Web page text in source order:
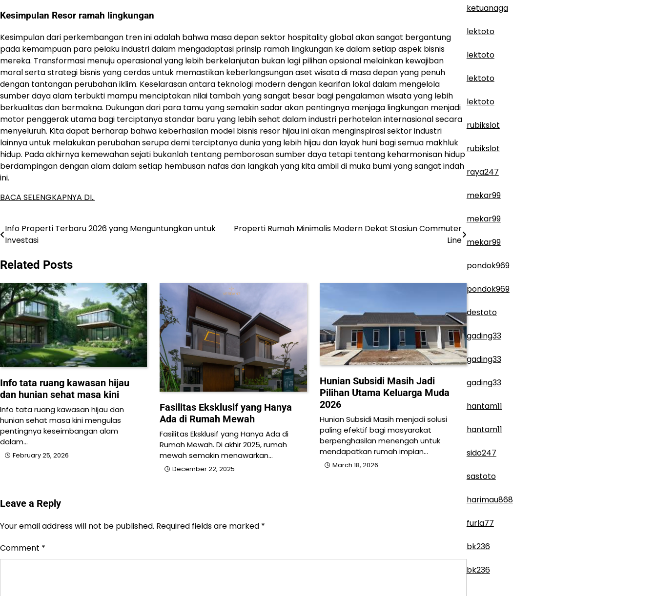
Kesimpulan Resor ramah lingkungan
Kesimpulan dari perkembangan tren ini adalah bahwa masa depan sektor hospitality global akan sangat bergantung
pada kemampuan para pelaku industri dalam mengadaptasi prinsip ramah lingkungan ke dalam setiap aspek bisnis
mereka. Transformasi menuju operasional yang lebih berkelanjutan bukan lagi pilihan opsional melainkan kewajiban
moral serta strategi bisnis yang cerdas untuk memastikan keberlangsungan aset wisata di masa depan yang penuh
dengan tantangan perubahan iklim. Keselarasan antara teknologi modern dengan kearifan lokal dalam mengelola
sumber daya alam terbukti mampu menciptakan nilai tambah yang sangat besar bagi pengalaman wisata yang lebih
berkualitas dan bermakna. Dukungan dari para tamu yang semakin sadar akan pentingnya menjaga lingkungan menjadi
motor penggerak utama bagi terciptanya standar baru yang lebih sehat dalam industri perhotelan internasional secara
menyeluruh. Kita dapat berharap bahwa keberhasilan model bisnis resor hijau ini akan menginspirasi sektor industri
lainnya untuk melakukan perubahan serupa demi terciptanya dunia yang lebih hijau dan layak huni bagi semua makhluk
hidup. Pada akhirnya kemewahan sejati bukanlah tentang pemborosan sumber daya tetapi tentang keharmonisan hidup
berdampingan dengan alam dalam setiap hembusan nafas dan langkah yang kita ambil di muka bumi yang sangat indah
ini.
BACA SELENGKAPNYA DI..
Post
Info Properti Terbaru 2026 yang Menguntungkan untuk
Investasi
Properti Rumah Minimalis Modern Dekat Stasiun Commuter
Line
Related Posts
Info tata ruang kawasan hijau
dan hunian sehat masa kini
Info tata ruang kawasan hijau dan
hunian sehat masa kini mengulas
pentingnya keseimbangan alam
dalam…
February 25, 2026
Fasilitas Eksklusif yang Hanya
Ada di Rumah Mewah
Fasilitas Eksklusif yang Hanya Ada di
Rumah Mewah. Di akhir 2025, rumah
mewah semakin menawarkan…
December 22, 2025
Hunian Subsidi Masih Jadi
Pilihan Utama Keluarga Muda
2026
Hunian Subsidi Masih menjadi solusi
paling efektif bagi masyarakat
berpenghasilan menengah untuk
mendapatkan rumah impian…
March 18, 2026
Leave a Reply
Your email address will not be published. Required fields are marked *
Comment *
ketuanaga
lektoto
lektoto
lektoto
lektoto
rubikslot
rubikslot
raya247
mekar99
mekar99
mekar99
pondok969
pondok969
destoto
gading33
gading33
gading33
hantam11
hantam11
sido247
sastoto
harimau868
furla77
bk236
bk236